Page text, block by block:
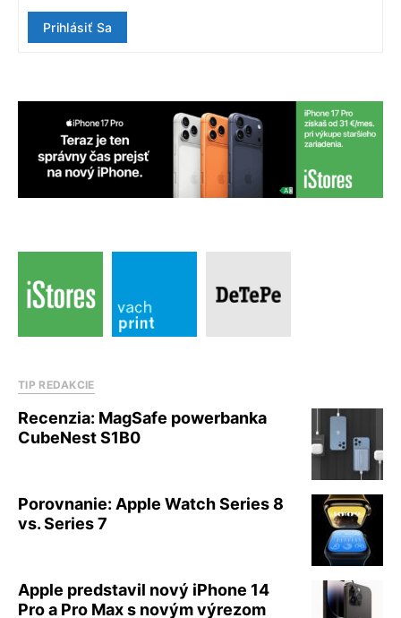
Prihlásiť Sa
TIP REDAKCIE
Recenzia: MagSafe powerbanka
CubeNest S1B0
Porovnanie: Apple Watch Series 8
vs. Series 7
Apple predstavil nový iPhone 14
Pro a Pro Max s novým výrezom